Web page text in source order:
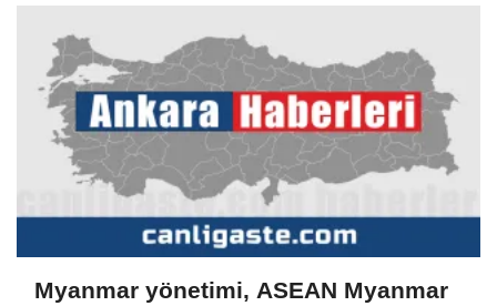
Myanmar yönetimi, ASEAN Myanmar